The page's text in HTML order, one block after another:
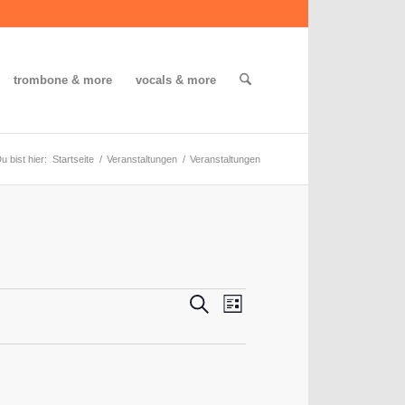
trombone & more vocals & more
bist hier: Startseite / Veranstaltungen / Veranstaltungen
Veranstaltungen
SucheVeranstaltung
Navigation
Liste